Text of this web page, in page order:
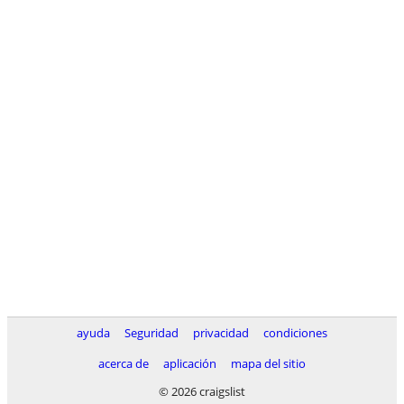
ayuda Seguridad privacidad
condiciones
acerca de
aplicación
mapa del sitio
© 2026 craigslist